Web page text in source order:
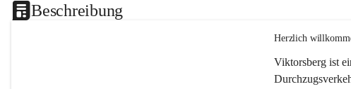
Beschreibung
Herzlich
Viktorsberg ist